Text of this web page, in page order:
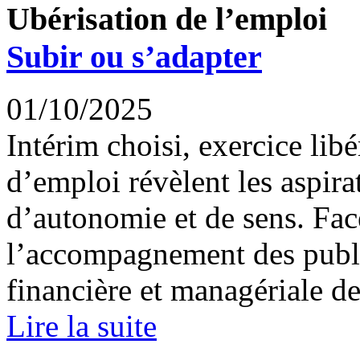
Ubérisation de l’emploi
Subir ou s’adapter
01/10/2025
Intérim choisi, exercice
d’emploi révèlent les
d’autonomie et de sens.
l’accompagnement des
financière et managériale
Lire la suite